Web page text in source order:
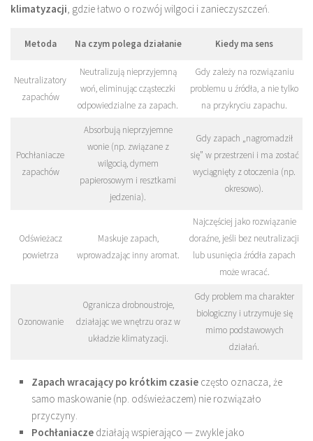
klimatyzacji, gdzie łatwo o rozwój wilgoci i zanieczyszczeń.
Metoda Na czym polega działanie Kiedy ma sens
Neutralizatory
zapachów
Neutralizują nieprzyjemną
woń, eliminując cząsteczki
odpowiedzialne za zapach.
Gdy zależy na rozwiązaniu
problemu u źródła, a nie tylko
na przykryciu zapachu.
Pochłaniacze
zapachów
Absorbują nieprzyjemne
wonie (np. związane z
wilgocią, dymem
papierosowym i resztkami
jedzenia).
Gdy zapach „nagromadził
się” w przestrzeni i ma zostać
wyciągnięty z otoczenia (np.
okresowo).
Odświeżacz
powietrza
Maskuje zapach,
wprowadzając inny aromat.
Najczęściej jako rozwiązanie
doraźne, jeśli bez neutralizacji
lub usunięcia źródła zapach
może wracać.
Ozonowanie
Ogranicza drobnoustroje,
działając we wnętrzu oraz w
układzie klimatyzacji.
Gdy problem ma charakter
biologiczny i utrzymuje się
mimo podstawowych
działań.
Zapach wracający po krótkim czasie często oznacza, że
samo maskowanie (np. odświeżaczem) nie rozwiązało
przyczyny.
Pochłaniacze działają wspierająco — zwykle jako